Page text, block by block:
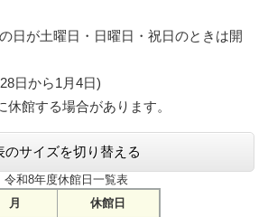
日が土曜日・日曜日・祝日のときは開
日から1月4日)
休館する場合があります。
のサイズを切り替える
令和8年度休館日一覧表
月
休館日